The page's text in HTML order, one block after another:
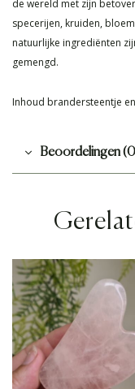
de wereld met zijn
specerijen, kruiden,
natuurlijke ingrediënten
gemengd.
Inhoud brandersteentje
Beoordelingen